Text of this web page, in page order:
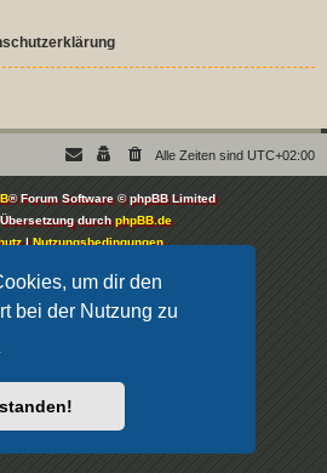
um dir den
bei der Nutzung zu
Alle Zeiten sind UTC+02:00
® Forum Software © phpBB Limited
durchphpBB.de
|Nutzungsbedingungen